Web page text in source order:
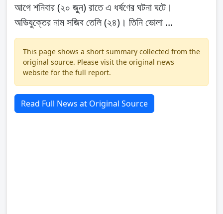
আগে শনিবার (২০ জুুন) রাতে এ ধর্ষণের ঘটনা ঘটে।
অভিযুক্তের নাম সজিব তেলি (২৪)। তিনি ভোলা ...
This page shows a short summary collected from the
original source. Please visit the original news
website for the full report.
Read Full News at Original Source